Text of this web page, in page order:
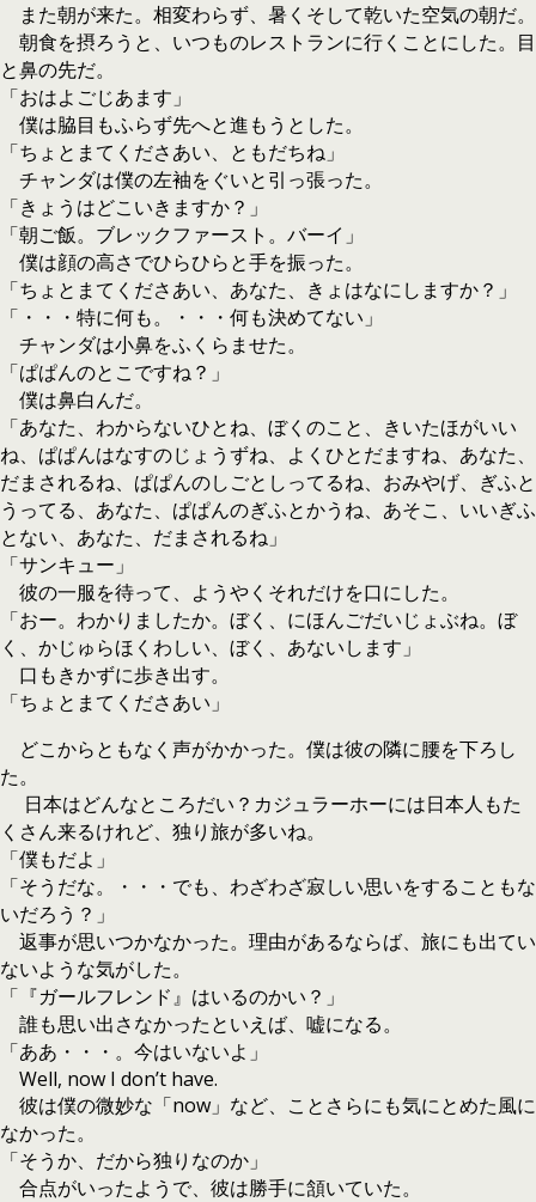
また朝が来た。相変わらず、暑くそして乾いた空気の朝だ。
朝食を摂ろうと、いつものレストランに行くことにした。目
と鼻の先だ。
「おはよごじあます」
僕は脇目もふらず先へと進もうとした。
「ちょとまてくださあい、ともだちね」
チャンダは僕の左袖をぐいと引っ張った。
「きょうはどこいきますか？」
「朝ご飯。ブレックファースト。バーイ」
僕は顔の高さでひらひらと手を振った。
「ちょとまてくださあい、あなた、きょはなにしますか？」
「・・・特に何も。・・・何も決めてない」
チャンダは小鼻をふくらませた。
「ぱぱんのとこですね？」
僕は鼻白んだ。
「あなた、わからないひとね、ぼくのこと、きいたほがいい
ね、ぱぱんはなすのじょうずね、よくひとだますね、あなた、
だまされるね、ぱぱんのしごとしってるね、おみやげ、ぎふと
うってる、あなた、ぱぱんのぎふとかうね、あそこ、いいぎふ
とない、あなた、だまされるね」
「サンキュー」
彼の一服を待って、ようやくそれだけを口にした。
「おー。わかりましたか。ぼく、にほんごだいじょぶね。ぼ
く、かじゅらほくわしい、ぼく、あないします」
口もきかずに歩き出す。
「ちょとまてくださあい」
どこからともなく声がかかった。僕は彼の隣に腰を下ろし
た。
日本はどんなところだい？カジュラーホーには日本人もた
くさん来るけれど、独り旅が多いね。
「僕もだよ」
「そうだな。・・・でも、わざわざ寂しい思いをすることもな
いだろう？」
返事が思いつかなかった。理由があるならば、旅にも出てい
ないような気がした。
「『ガールフレンド』はいるのかい？」
誰も思い出さなかったといえば、嘘になる。
「ああ・・・。今はいないよ」
Well, now I don’t have.
彼は僕の微妙な「now」など、ことさらにも気にとめた風に
なかった。
「そうか、だから独りなのか」
合点がいったようで、彼は勝手に頷いていた。